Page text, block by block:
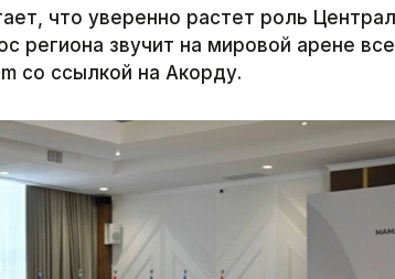
что уверенно растет роль
региона звучит на мировой арене
со ссылкой на Акорду.